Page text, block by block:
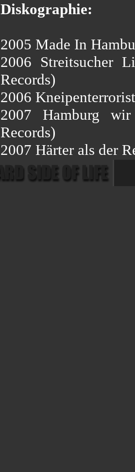
Diskographie:
2005 Made In
2006 Streitsucher
Records)
2006
2007 Hamburg
Records)
2007 Härter als der